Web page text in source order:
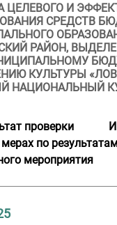
ЦЕЛЕВОГО И
СРЕДСТВ
РАЙОН,
КУЛЬТУРЫ
НАЦИОНАЛЬНЫЙ
проверки
по
мероприятия